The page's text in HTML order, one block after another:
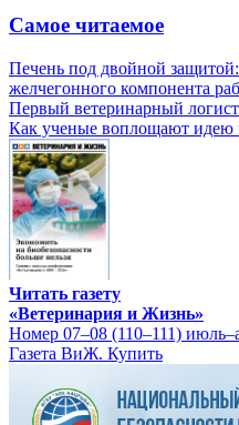
Самое читаемое
Печень под двойной
желчегонного компонента
Первый ветеринарный
Как ученые воплощают идею
Читать газету
«Ветеринария и Жизнь»
Номер 07–08 (110–111)
Газета ВиЖ. Купить